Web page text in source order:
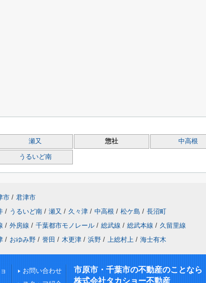
瀬又 惣社 中高根
うるいど南
市 / 君津市
/ うるいど南 / 瀬又 / 久々津 / 中高根 / 松ケ島 / 長沼町
/ 外房線 / 千葉都市モノレール / 総武線 / 総武本線 / 久留里線
/ おゆみ野 / 誉田 / 木更津 / 浜野 / 上総村上 / 海士有木
お問い合わせ
市原市・千葉市の不動産のことなら
株式会社タカショー不動産